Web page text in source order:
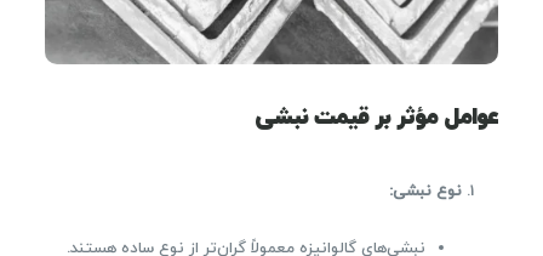
عوامل مؤثر بر قیمت نبشی
نوع نبشی:
نبشی‌های گالوانیزه معمولاً گران‌تر از نوع ساده هستند.